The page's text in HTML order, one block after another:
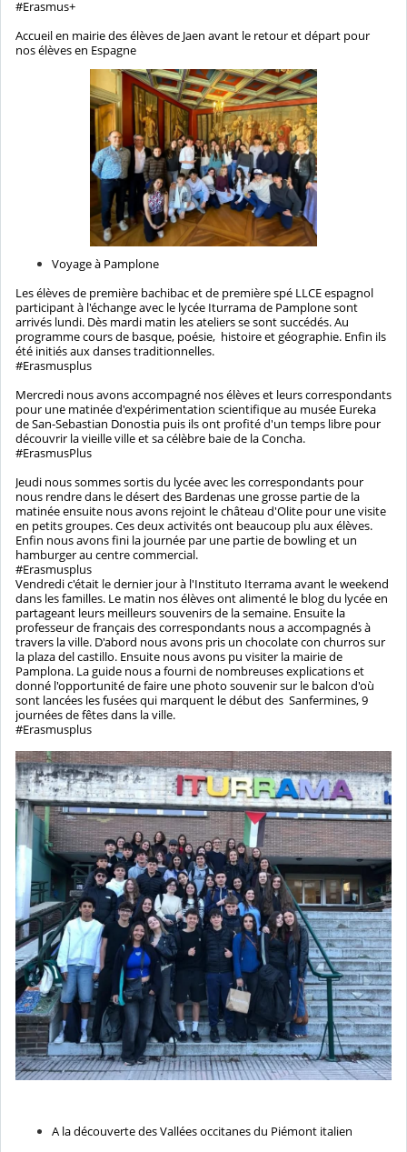
#Erasmus+
Accueil en mairie des élèves de Jaen avant le retour et départ pour
nos élèves en Espagne
Voyage à Pamplone
Les élèves de première bachibac et de première spé LLCE espagnol
participant à l'échange avec le lycée Iturrama de Pamplone sont
arrivés lundi. Dès mardi matin les ateliers se sont succédés. Au
programme cours de basque, poésie, histoire et géographie. Enfin ils
été initiés aux danses traditionnelles.
#Erasmusplus
Mercredi nous avons accompagné nos élèves et leurs correspondants
pour une matinée d'expérimentation scientifique au musée Eureka
de San-Sebastian Donostia puis ils ont profité d'un temps libre pour
découvrir la vieille ville et sa célèbre baie de la Concha.
#ErasmusPlus
Jeudi nous sommes sortis du lycée avec les correspondants pour
nous rendre dans le désert des Bardenas une grosse partie de la
matinée ensuite nous avons rejoint le château d'Olite pour une visite
en petits groupes. Ces deux activités ont beaucoup plu aux élèves.
Enfin nous avons fini la journée par une partie de bowling et un
hamburger au centre commercial.
#Erasmusplus
Vendredi c'était le dernier jour à l'Instituto Iterrama avant le weekend
dans les familles. Le matin nos élèves ont alimenté le blog du lycée en
partageant leurs meilleurs souvenirs de la semaine. Ensuite la
professeur de français des correspondants nous a accompagnés à
travers la ville. D'abord nous avons pris un chocolate con churros sur
la plaza del castillo. Ensuite nous avons pu visiter la mairie de
Pamplona. La guide nous a fourni de nombreuses explications et
donné l'opportunité de faire une photo souvenir sur le balcon d'où
sont lancées les fusées qui marquent le début des Sanfermines, 9
journées de fêtes dans la ville.
#Erasmusplus
A la découverte des Vallées occitanes du Piémont italien